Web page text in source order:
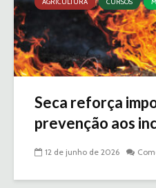
Seca reforça
prevenção aos
12 de junho de 2026